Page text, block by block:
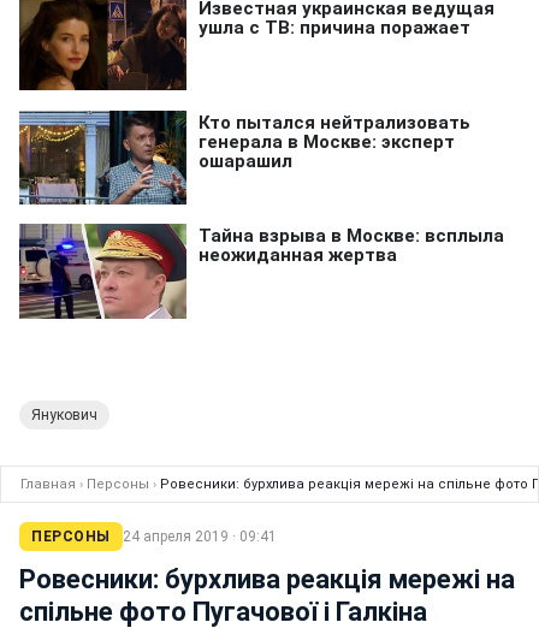
Янукович
Главная › Персоны › Ровесники: бурхлива реакція мережі на спільне фото
ПЕРСОНЫ 24 апреля 2019 · 09:41
Ровесники: бурхлива реакція мережі на
спільне фото Пугачової і Галкіна